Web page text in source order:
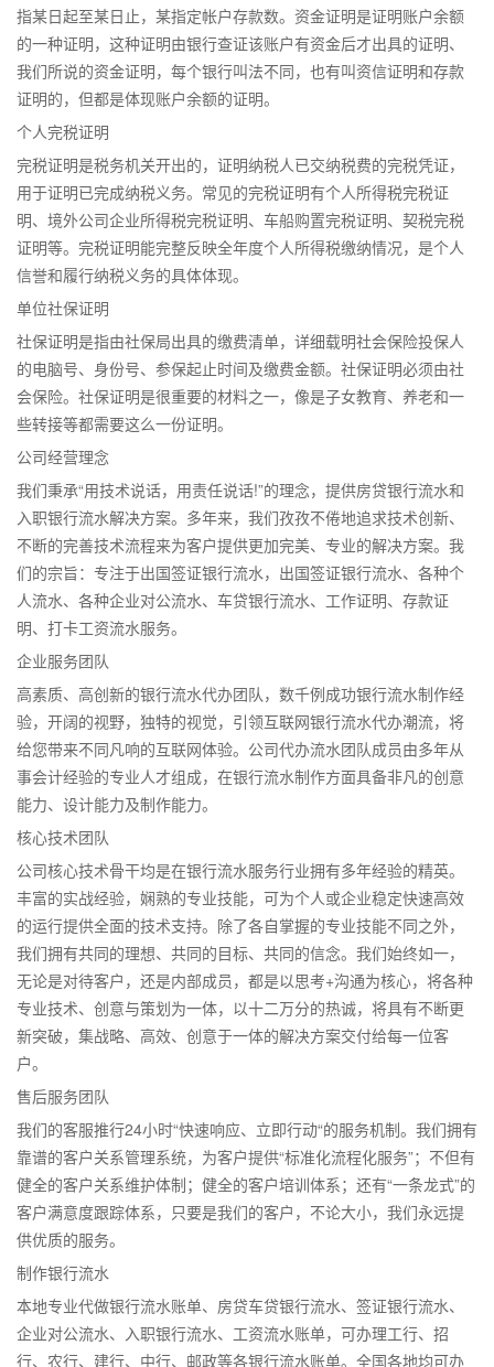
指某日起至某日止，某指定帐户存款数。资金证明是证明账户余额
的一种证明，这种证明由银行查证该账户有资金后才出具的证明、
我们所说的资金证明，每个银行叫法不同，也有叫资信证明和存款
证明的，但都是体现账户余额的证明。
个人完税证明
完税证明是税务机关开出的，证明纳税人已交纳税费的完税凭证，
用于证明已完成纳税义务。常见的完税证明有个人所得税完税证
明、境外公司企业所得税完税证明、车船购置完税证明、契税完税
证明等。完税证明能完整反映全年度个人所得税缴纳情况，是个人
信誉和履行纳税义务的具体体现。
单位社保证明
社保证明是指由社保局出具的缴费清单，详细载明社会保险投保人
的电脑号、身份号、参保起止时间及缴费金额。社保证明必须由社
会保险。社保证明是很重要的材料之一，像是子女教育、养老和一
些转接等都需要这么一份证明。
公司经营理念
我们秉承“用技术说话，用责任说话!”的理念，提供房贷银行流水和
入职银行流水解决方案。多年来，我们孜孜不倦地追求技术创新、
不断的完善技术流程来为客户提供更加完美、专业的解决方案。我
们的宗旨：专注于出国签证银行流水，出国签证银行流水、各种个
人流水、各种企业对公流水、车贷银行流水、工作证明、存款证
明、打卡工资流水服务。
企业服务团队
高素质、高创新的银行流水代办团队，数千例成功银行流水制作经
验，开阔的视野，独特的视觉，引领互联网银行流水代办潮流，将
给您带来不同凡响的互联网体验。公司代办流水团队成员由多年从
事会计经验的专业人才组成，在银行流水制作方面具备非凡的创意
能力、设计能力及制作能力。
核心技术团队
公司核心技术骨干均是在银行流水服务行业拥有多年经验的精英。
丰富的实战经验，娴熟的专业技能，可为个人或企业稳定快速高效
的运行提供全面的技术支持。除了各自掌握的专业技能不同之外，
我们拥有共同的理想、共同的目标、共同的信念。我们始终如一，
无论是对待客户，还是内部成员，都是以思考+沟通为核心，将各种
专业技术、创意与策划为一体，以十二万分的热诚，将具有不断更
新突破，集战略、高效、创意于一体的解决方案交付给每一位客
户。
售后服务团队
我们的客服推行24小时“快速响应、立即行动“的服务机制。我们拥有
靠谱的客户关系管理系统，为客户提供“标准化流程化服务”；不但有
健全的客户关系维护体制；健全的客户培训体系；还有“一条龙式”的
客户满意度跟踪体系，只要是我们的客户，不论大小，我们永远提
供优质的服务。
制作银行流水
本地专业代做银行流水账单、房贷车贷银行流水、签证银行流水、
企业对公流水、入职银行流水、工资流水账单，可办理工行、招
行、农行、建行、中行、邮政等各银行流水账单。全国各地均可办